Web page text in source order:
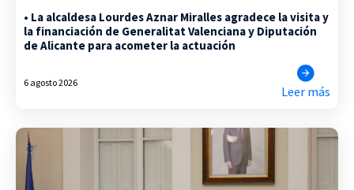
• La alcaldesa Lourdes Aznar Miralles agradece la visita y
la financiación de Generalitat Valenciana y Diputación
de Alicante para acometer la actuación
6 agosto 2026
Leer más